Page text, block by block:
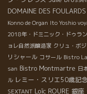
DOMAINE DES
Konno de Organ Ito Yoshio
2018年・ドミニック・ドゥラン
ョレ自然派醸造家 クリュ・ボ
リシャール コサール Bistro
san Bistro Montmartre 日
ル レミー・スリエ50歳記
SEXTANT Loïc ROURE 銀座